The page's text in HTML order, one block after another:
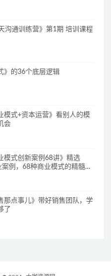
沟通训练营》第1期 培训课程
》的36个底层逻辑
模式+资本运营》看别人的模
会
模式创新案例68讲》精选
例，68种商业模式的精髓与
那点事儿》带好销售团队，学
了